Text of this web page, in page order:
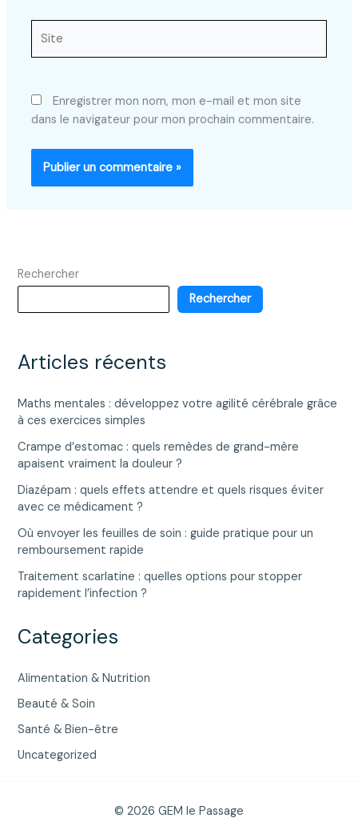
Enregistrer mon nom, mon e-mail et mon site
dans le navigateur pour mon prochain commentaire.
Rechercher
Rechercher
Articles récents
Maths mentales : développez votre agilité cérébrale grâce
à ces exercices simples
Crampe d’estomac : quels remèdes de grand-mère
apaisent vraiment la douleur ?
Diazépam : quels effets attendre et quels risques éviter
avec ce médicament ?
Où envoyer les feuilles de soin : guide pratique pour un
remboursement rapide
Traitement scarlatine : quelles options pour stopper
rapidement l’infection ?
Categories
Alimentation & Nutrition
Beauté & Soin
Santé & Bien-être
Uncategorized
© 2026 GEM le Passage